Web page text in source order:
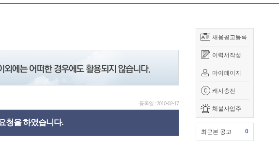
채용공고등록
이력서작성
마이페이지
캐시충전
체불사업주
최근본 공고 0
등록일 : 2010-02-17
청을 하였습니다.